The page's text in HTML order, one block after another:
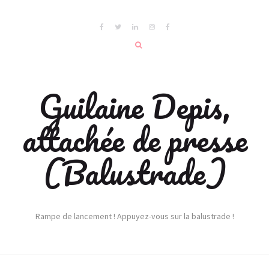
Guilaine Depis,
attachée de presse
(Balustrade)
Rampe de lancement ! Appuyez-vous sur la balustrade !